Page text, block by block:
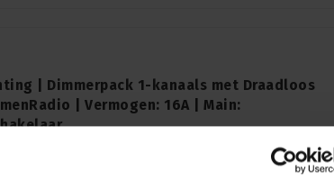
| Dimmerpack 1-kanaals met Draadloos
| Vermogen: 16A | Main: